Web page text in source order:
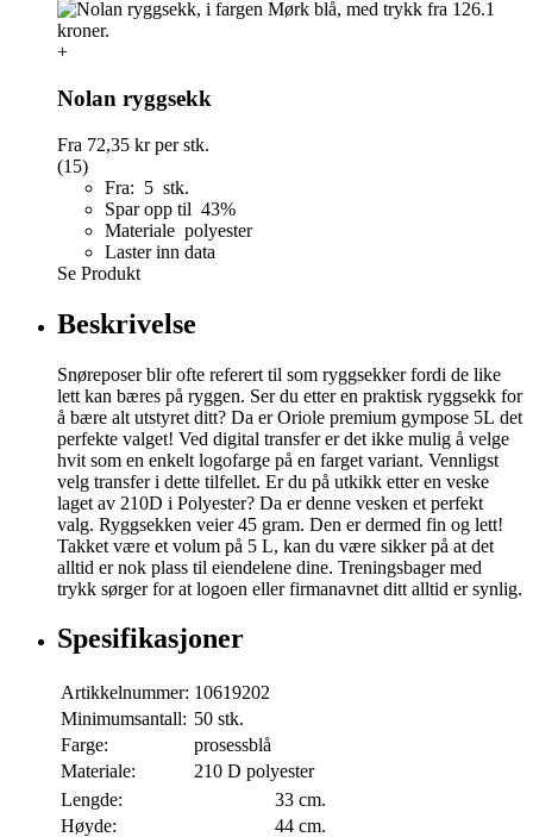
+
Nolan ryggsekk
Fra 72,35 krper stk.
(15)
Fra: 5 stk.
Spar opp til 43%
Materiale polyester
Laster inn data
Se Produkt
Beskrivelse
Snøreposer blir ofte referert til som ryggsekker fordi de like
lett kan bæres på ryggen. Ser du etter en praktisk ryggsekk for
å bære alt utstyret ditt? Da er Oriole premium gympose 5L det
perfekte valget! Ved digital transfer er det ikke mulig å velge
hvit som en enkelt logofarge på en farget variant. Vennligst
velg transfer i dette tilfellet. Er du på utkikk etter en veske
laget av 210D i Polyester? Da er denne vesken et perfekt
valg. Ryggsekken veier 45 gram. Den er dermed fin og lett!
Takket være et volum på 5 L, kan du være sikker på at det
alltid er nok plass til eiendelene dine. Treningsbager med
trykk sørger for at logoen eller firmanavnet ditt alltid er synlig.
Spesifikasjoner
Artikkelnummer: 10619202
Minimumsantall: 50 stk.
Farge:
prosessblå
Materiale:
210 D polyester
Lengde:
33 cm.
Høyde:
44 cm.